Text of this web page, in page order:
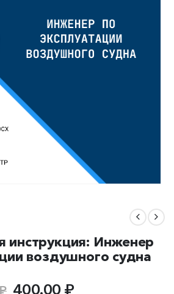
инструкция: Инженер
воздушного судна
Первоначальная
400.00 ₽Текущая